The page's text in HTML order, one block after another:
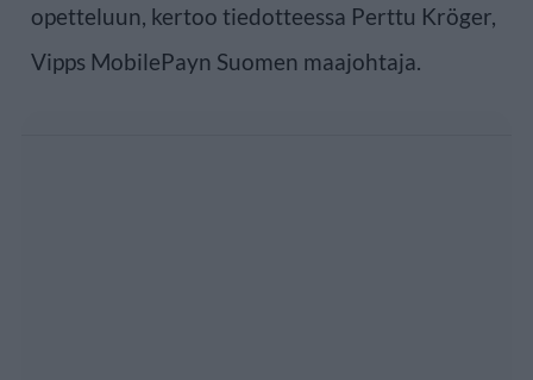
opetteluun, kertoo tiedotteessa Perttu Kröger,
Vipps MobilePayn Suomen maajohtaja.